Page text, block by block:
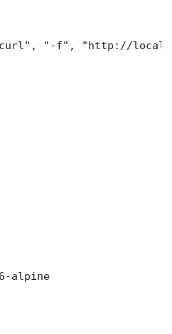
"-f", "http://
alpine